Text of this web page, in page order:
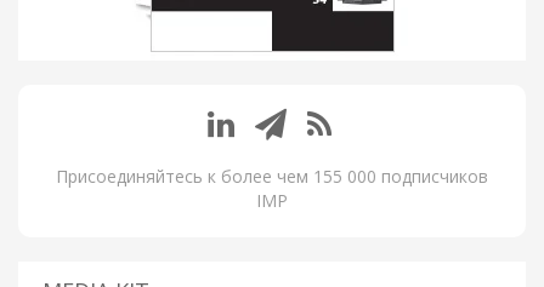
Присоединяйтесь к более чем 155 000 подписчиков
IMP